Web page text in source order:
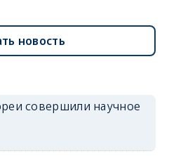
новость
совершили научное